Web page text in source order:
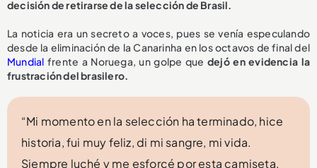
decisión deretirarse de la selección de Brasil.
La noticia era un secreto a voces, pues se venía especulando
desde la eliminación de la Canarinha en los octavos de final del
Mundial frente a Noruega, un golpe que dejó en evidencia la
frustración del brasilero.
“Mi momento en la selección ha terminado, hice
historia, fui muy feliz, di mi sangre, mi vida.
Siempre luché y me esforcé por esta camiseta,